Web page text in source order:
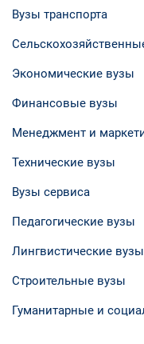
Вузы транспорта
Экономические вузы
Финансовые вузы
Менеджмент и
Технические вузы
Вузы сервиса
Педагогические вузы
Лингвистические вузы
Строительные вузы
Гуманитарные и